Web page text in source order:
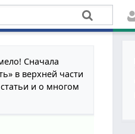
Сначала
в верхней части
и о многом